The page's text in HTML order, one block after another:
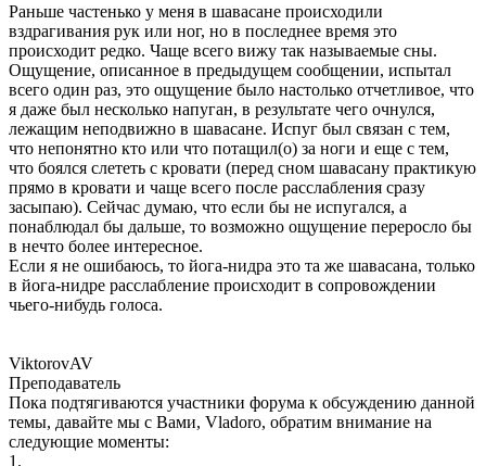
Раньше частенько у меня в шавасане происходили
вздрагивания рук или ног, но в последнее время это
происходит редко. Чаще всего вижу так называемые сны.
Ощущение, описанное в предыдущем сообщении, испытал
всего один раз, это ощущение было настолько отчетливое, что
я даже был несколько напуган, в результате чего очнулся,
лежащим неподвижно в шавасане. Испуг был связан с тем,
что непонятно кто или что потащил(о) за ноги и еще с тем,
что боялся слететь с кровати (перед сном шавасану практикую
прямо в кровати и чаще всего после расслабления сразу
засыпаю). Сейчас думаю, что если бы не испугался, а
понаблюдал бы дальше, то возможно ощущение переросло бы
в нечто более интересное.
Если я не ошибаюсь, то йога-нидра это та же шавасана, только
в йога-нидре расслабление происходит в сопровождении
чьего-нибудь голоса.
ViktorovAV
Преподаватель
Пока подтягиваются участники форума к обсуждению данной
темы, давайте мы с Вами, Vladoro, обратим внимание на
следующие моменты:
1.